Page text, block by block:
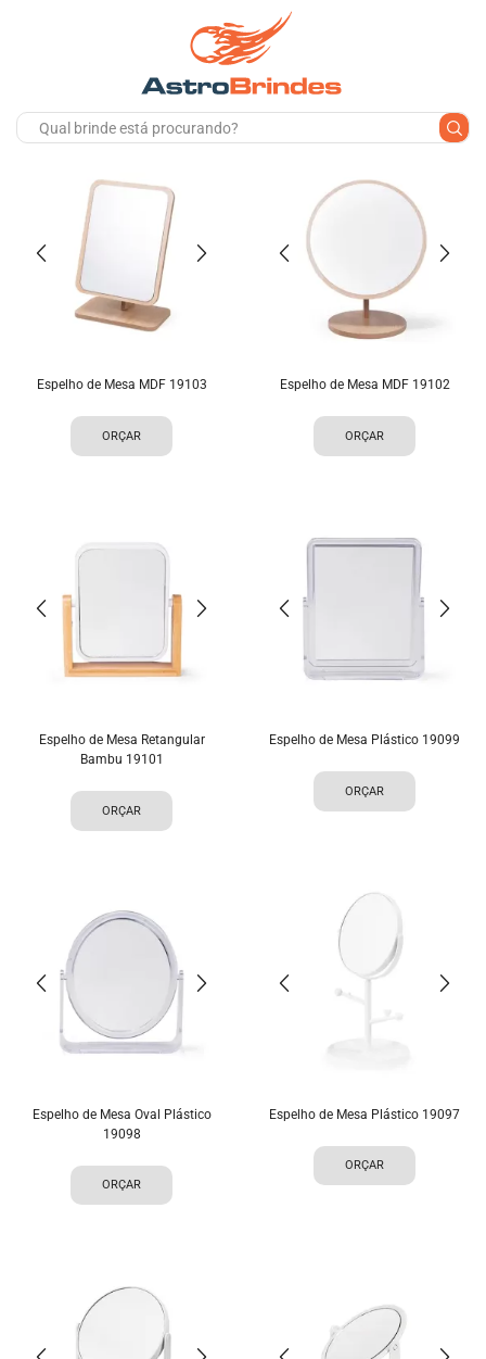
Espelho de Mesa MDF 19103
ORÇAR
Espelho de Mesa MDF 19102
ORÇAR
Espelho de Mesa Retangular
Bambu 19101
ORÇAR
Espelho de Mesa Plástico 19099
ORÇAR
Espelho de Mesa Oval Plástico
19098
ORÇAR
Espelho de Mesa Plástico 19097
ORÇAR